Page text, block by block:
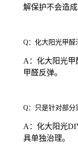
解保护不会造成
Q：化大阳光甲醛
A：化大阳光甲
甲醛反弹。
Q：只是针对部分
A：化大阳光
具单独治理。